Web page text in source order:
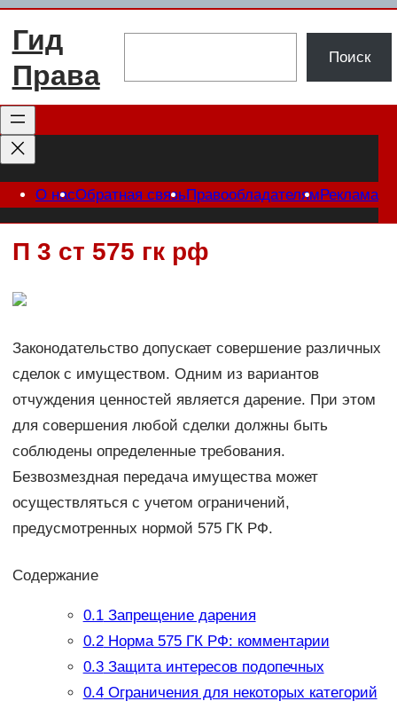
Перейти
содержимому
Гид
Права
Поиск
О насОбратная связьПравообладателямРеклама
П 3 ст 575 гк рф
Законодательство допускает совершение различных
сделок с имуществом. Одним из вариантов
отчуждения ценностей является дарение. При этом
для совершения любой сделки должны быть
соблюдены определенные требования.
Безвозмездная передача имущества может
осуществляться с учетом ограничений,
предусмотренных нормой 575 ГК РФ.
Содержание
0.1Запрещение дарения
0.2Норма 575 ГК РФ: комментарии
0.3Защита интересов подопечных
0.4Ограничения для некоторых категорий